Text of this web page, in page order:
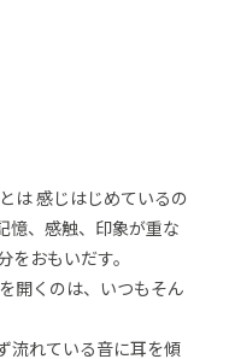
は 感じはじめているの
憶、感触、印象が重な
をおもいだす。
開くのは、いつもそん
流れている音に耳を傾